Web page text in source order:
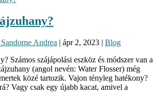
Andrea | ápr 2, 2023 | Blog
Számos szájápolási eszköz és módszer van a
(angol nevén: Water Flosser) még
közé tartozik. Vajon tényleg hatékony?
Vagy csak egy újabb kacat, amivel a